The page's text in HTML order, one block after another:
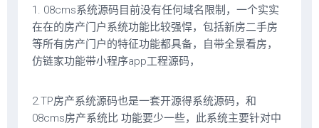
1. 08cms系统源码目前没有任何域名限制，一个实实
在在的房产门户系统功能比较强悍，包括新房二手房
等所有房产门户的特征功能都具备，自带全景看房，
仿链家功能带小程序app工程源码，
2.TP房产系统源码也是一套开源得系统源码，和
08cms房产系统比 功能要少一些，此系统主要针对中